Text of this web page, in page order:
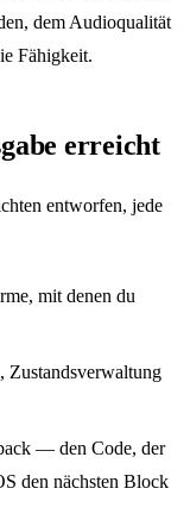
dem Audioqualität
Fähigkeit.
erreicht
entworfen, jede
mit denen du
Zustandsverwaltung
— den Code, der
den nächsten Block